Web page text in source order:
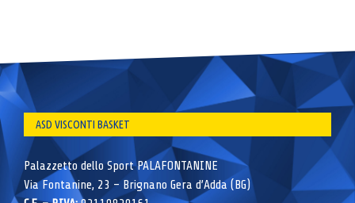
ASD VISCONTI BASKET
Palazzetto dello Sport PALAFONTANINE
Via Fontanine, 23 – Brignano Gera d’Adda (BG)